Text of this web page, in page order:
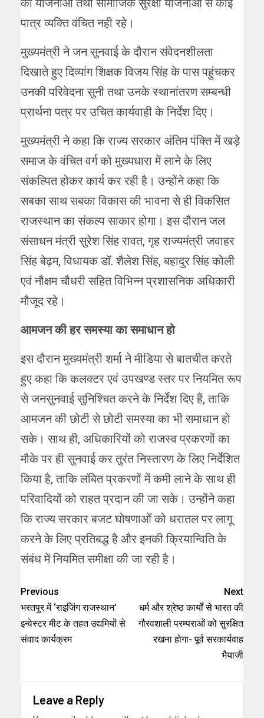
की योजनाओं तथा सामाजिक सुरक्षा योजनाओं से कोई
पात्र व्यक्ति वंचित नही रहे।
मुख्यमंत्री ने जन सुनवाई के दौरान संवेदनशीलता
दिखाते हुए दिव्यांग शिक्षक विजय सिंह के पास पहुंचकर
उनकी परिवेदना सुनी तथा उनके स्थानांतरण सम्बन्धी
प्रार्थना पत्र पर उचित कार्यवाही के निर्देश दिए।
मुख्यमंत्री ने कहा कि राज्य सरकार अंतिम पंक्ति में खड़े
समाज के वंचित वर्ग को मुख्यधारा में लाने के लिए
संकल्पित होकर कार्य कर रही है। उन्होंने कहा कि
सबका साथ सबका विकास की भावना से ही विकसित
राजस्थान का संकल्प साकार होगा। इस दौरान जल
संसाधन मंत्री सुरेश सिंह रावत, गृह राज्यमंत्री जवाहर
सिंह बेढ़म, विधायक डॉ. शैलेश सिंह, बहादुर सिंह कोली
एवं नौक्षम चौधरी सहित विभिन्न प्रशासनिक अधिकारी
मौजूद रहे।
आमजन की हर समस्या का समाधान हो
इस दौरान मुख्यमंत्री शर्मा ने मीडिया से बातचीत करते
हुए कहा कि कलक्टर एवं उपखण्ड स्तर पर नियमित रूप
से जनसुनवाई सुनिश्चित करने के निर्देश दिए हैं, ताकि
आमजन की छोटी से छोटी समस्या का भी समाधान हो
सके। साथ ही, अधिकारियों को राजस्व प्रकरणों का
मौके पर ही सुनवाई कर तुरंत निस्तारण के लिए निर्देशित
किया है, ताकि लंबित प्रकरणों में कमी लाने के साथ ही
परिवादियों को राहत प्रदान की जा सके। उन्होंने कहा
कि राज्य सरकार बजट घोषणाओं को धरातल पर लागू
करने के लिए प्रतिबद्ध है और इनकी क्रियान्विति के
संबंध में नियमित समीक्षा की जा रही है।
Previous
भरतपुर में ‘राइजिंग राजस्थान’
इन्वेस्टर मीट के तहत उद्यमियों से
संवाद कार्यक्रम
Next
धर्म और श्रेष्ठ कार्यों से भारत की
गौरवशाली परम्पराओं को सुरक्षित
रखना होगा- पूर्व सरकार्यवाह
भैयाजी
Leave a Reply